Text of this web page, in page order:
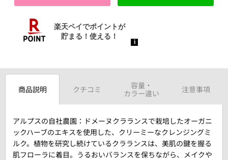
商品説明 クチコミ
容量・
カラー違い
注意事項
アルプスの自社農園：ドメーヌクラランスで栽培したオーガニ
ックハーブのエキスを使用した、クリーミーなクレンジングミ
ルク。植物を研究し続けているクラランスは、美肌の鍵を握る
肌フローラに着目。うるおいバランスを保ちながら、メイクや